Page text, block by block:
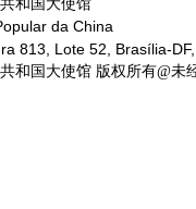
和国大使馆
da China
813, Lote 52, Brasília-
和国大使馆 版权所有@未